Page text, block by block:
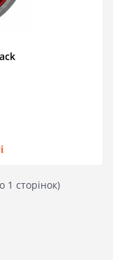
1 сторінок)